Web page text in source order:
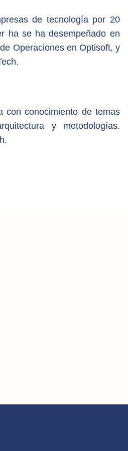
de tecnología por 20
ha se ha desempeñado en
Operaciones en Optisoft, y
con conocimiento de temas
y metodologías.